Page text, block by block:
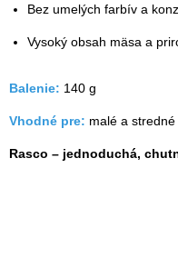
Bez umelých farbív a
Vysoký obsah mäsa a
Balenie: 140 g
Vhodné pre: malé a stredné
Rasco – jednoduchá,